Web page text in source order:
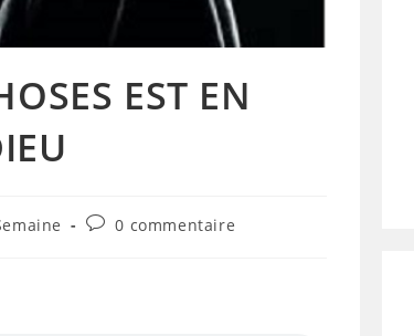
EST EN
Commentaires
0 commentaire